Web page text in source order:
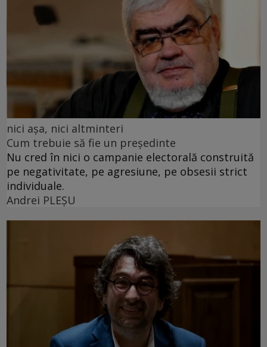
nici așa, nici altminteri
Cum trebuie să fie un președinte
Nu cred în nici o campanie electorală construită
pe negativitate, pe agresiune, pe obsesii strict
individuale.
Andrei PLEŞU